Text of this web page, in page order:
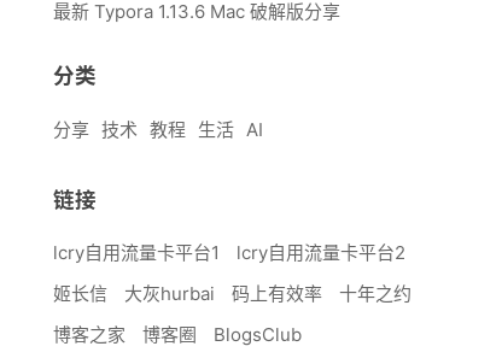
最新 Typora 1.13.6 Mac 破解版分享
分类
分享 技术 教程 生活 AI
链接
lcry自用流量卡平台1
lcry自用流量卡平台2
姬长信
大灰hurbai 码上有效率
十年之约
博客之家
博客圈 BlogsClub